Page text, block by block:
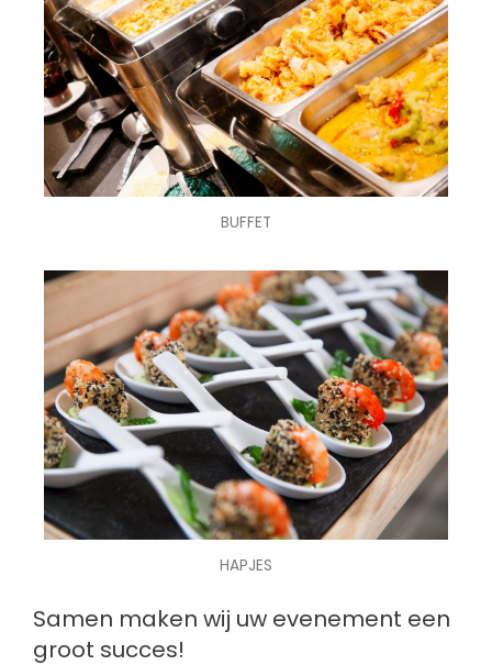
BUFFET
HAPJES
Samen maken wij uw evenement een
groot succes!